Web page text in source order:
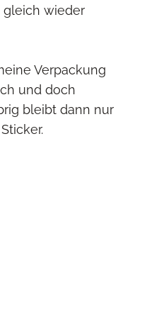
gleich wieder
Verpackung
und doch
bleibt dann nur